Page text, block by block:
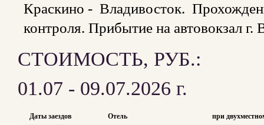
Краскино - Владивосток.
контроля. Прибытие на автовокзал г.
СТОИМОСТЬ, РУБ.:
01.07 - 09.07.2026 г.
Даты заездов Отель
при